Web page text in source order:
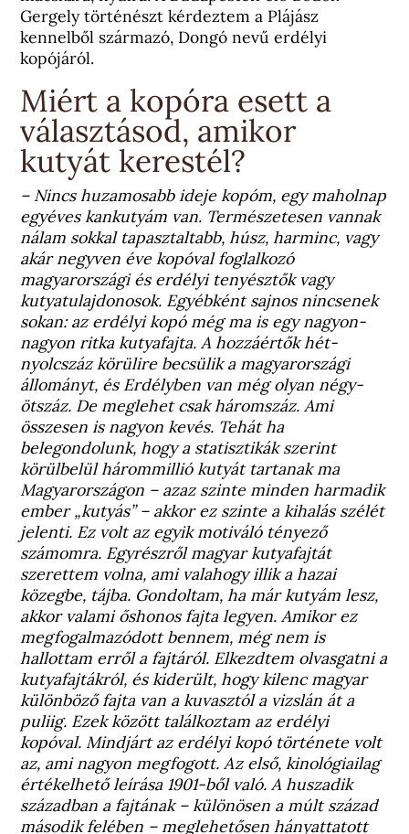
Gergely történészt kérdeztem a Plájász
kennelből származó, Dongó nevű erdélyi
kopójáról.
Miért a kopóra esett a
választásod, amikor
kutyát kerestél?
– Nincs huzamosabb ideje kopóm, egy maholnap
egyéves kankutyám van. Természetesen vannak
nálam sokkal tapasztaltabb, húsz, harminc, vagy
akár negyven éve kopóval foglalkozó
magyarországi és erdélyi tenyésztők vagy
kutyatulajdonosok. Egyébként sajnos nincsenek
sokan: az erdélyi kopó még ma is egy nagyon-
nagyon ritka kutyafajta. A hozzáértők hét-
nyolcszáz körülire becsülik a magyarországi
állományt, és Erdélyben van még olyan négy-
ötszáz. De meglehet csak háromszáz. Ami
összesen is nagyon kevés. Tehát ha
belegondolunk, hogy a statisztikák szerint
körülbelül hárommillió kutyát tartanak ma
Magyarországon – azaz szinte minden harmadik
ember „kutyás” – akkor ez szinte a kihalás szélét
jelenti. Ez volt az egyik motiváló tényező
számomra. Egyrészről magyar kutyafajtát
szerettem volna, ami valahogy illik a hazai
közegbe, tájba. Gondoltam, ha már kutyám lesz,
akkor valami őshonos fajta legyen. Amikor ez
megfogalmazódott bennem, még nem is
hallottam erről a fajtáról. Elkezdtem olvasgatni a
kutyafajtákról, és kiderült, hogy kilenc magyar
különböző fajta van a kuvasztól a vizslán át a
puliig. Ezek között találkoztam az erdélyi
kopóval. Mindjárt az erdélyi kopó története volt
az, ami nagyon megfogott. Az első, kinológiailag
értékelhető leírása 1901-ből való. A huszadik
században a fajtának – különösen a múlt század
második felében – meglehetősen hányattatott